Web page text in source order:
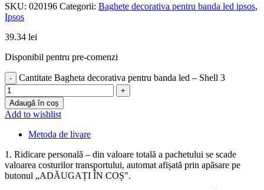
SKU: 020196 Categorii: Baghete decorativa pentru banda led ipsos,
Ipsos
39.34 lei
Disponibil pentru pre-comenzi
Cantitate Bagheta decorativa pentru banda led – Shell 3
Adaugă în coș
Add to wishlist
Metoda de livare
1. Ridicare personală – din valoare totală a pachetului se scade
valoarea costurilor transportului, automat afișată prin apăsare pe
butonul „ADĂUGAȚI ÎN COȘ".